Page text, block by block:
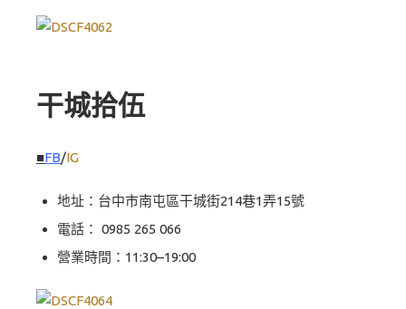
干城拾伍
■FB/IG
地址：台中市南屯區干城街214巷1弄15號
電話： 0985 265 066
營業時間：11:30–19:00